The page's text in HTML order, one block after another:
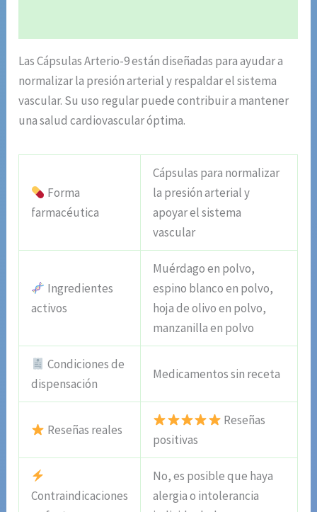
Las Cápsulas Arterio-9 están diseñadas para ayudar a
normalizar la presión arterial y respaldar el sistema
vascular. Su uso regular puede contribuir a mantener
una salud cardiovascular óptima.
Forma
farmacéutica
Cápsulas para normalizar
la presión arterial y
apoyar el sistema
vascular
Ingredientes
activos
Muérdago en polvo,
espino blanco en polvo,
hoja de olivo en polvo,
manzanilla en polvo
Condiciones de
dispensación
Medicamentos sin receta
Reseñas reales
Reseñas
positivas
Contraindicaciones
No, es posible que haya
alergia o intolerancia